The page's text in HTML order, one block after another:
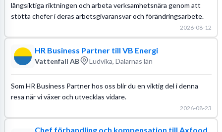
långsiktiga riktningen och arbeta verksamhetsnära genom att
stötta chefer i deras arbetsgivaransvar och förändringsarbete.
2026-08-12
HR Business Partner till VB Energi
Vattenfall AB Ludvika, Dalarnas län
Som HR Business Partner hos oss blir du en viktig del i denna
resa när vi växer och utvecklas vidare.
2026-08-23
Chef förhandling och kompensation till Axfood